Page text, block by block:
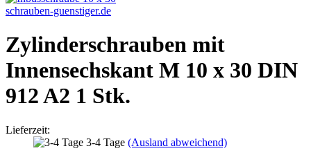
schrauben-guenstiger.de
Zylinderschrauben mit
Innensechskant M 10 x 30 DIN
912 A2 1 Stk.
Lieferzeit:
3-4 Tage (Ausland abweichend)